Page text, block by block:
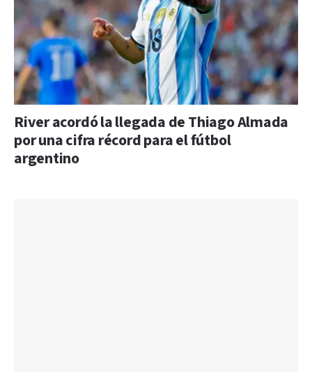
River acordó la llegada de Thiago Almada
por una cifra récord para el fútbol
argentino